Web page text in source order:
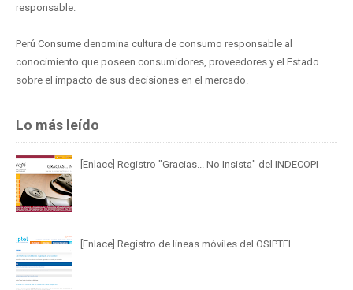
responsable.
Perú Consume denomina cultura de consumo responsable al
conocimiento que poseen consumidores, proveedores y el Estado
sobre el impacto de sus decisiones en el mercado.
Lo más leído
[Enlace] Registro "Gracias... No Insista" del INDECOPI
[Enlace] Registro de líneas móviles del OSIPTEL